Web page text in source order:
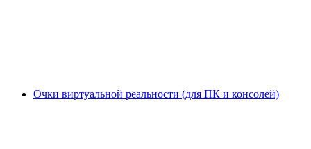
Очки виртуальной реальности (для ПК и консолей)